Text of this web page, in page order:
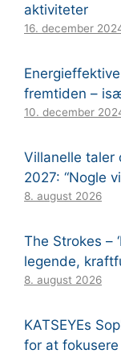
aktiviteter
16. december
fremtiden –
10. december
Villanelle taler
2027: “Nogle
8. august 2026
The Strokes –
legende,
8. august 2026
KATSEYEs
for at fokusere